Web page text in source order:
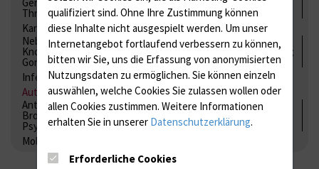
Thrombozytenfunktion / Antikoagulation
Kardiale Marker
Tumormarker
Interleukine
Nebenniere / Niere; Nebenschilddrüse ( Ca-Stoffwechsel /
Knochen; Hypophyse / Wachstum; Gestroinaltrakt / Vitamine;
Gonaden / Zyklus / Sterilität
Infektionsserologie
Allergiediagnostik
Immunologie
Autoimmundiagnostik
Antibiotika, Zystostatika, Immunsuppressiva, Amaleptika,
Bronchospasmolytika, Antiepileptika, Kardiaka,
Psychpharmaka
Molekulare Diagnostik
qualifiziert sind. Ohne Ihre Zustimmung können
diese Inhalte nicht ausgespielt werden. Um unser
Internetangebot fortlaufend verbessern zu können,
bitten wir Sie, uns die Erfassung von anonymisierten
Nutzungsdaten zu ermöglichen. Sie können einzeln
auswählen, welche Cookies Sie zulassen wollen oder
allen Cookies zustimmen. Weitere Informationen
erhalten Sie in unserer Datenschutzerklärung.
Erforderliche Cookies